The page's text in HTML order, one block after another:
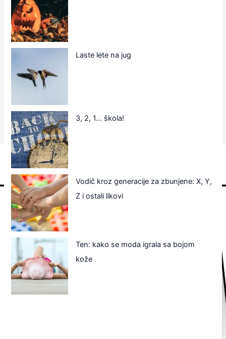
Laste lete na jug
3, 2, 1… škola!
Vodič kroz generacije za zbunjene: X, Y,
Z i ostali likovi
Ten: kako se moda igrala sa bojom
kože